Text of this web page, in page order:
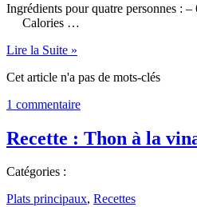
Ingrédients pour quatre
Calories …
Lire la Suite »
Cet article n'a pas de mots-clés
1 commentaire
Recette : Thon à la
Catégories :
Plats principaux, Recettes